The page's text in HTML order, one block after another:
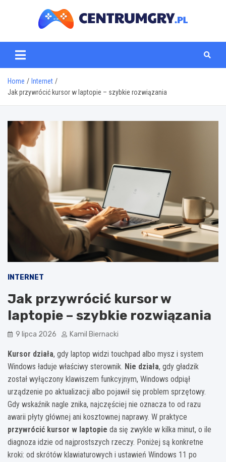
centrumgry.pl
Home
Internet
Jak przywrócić kursor w laptopie – szybkie rozwiązania
INTERNET
Jak przywrócić kursor w
laptopie – szybkie rozwiązania
9 lipca 2026 Kamil Biernacki
Kursor działa, gdy laptop widzi touchpad albo mysz i system
Windows ładuje właściwy sterownik. Nie działa, gdy gładzik
został wyłączony klawiszem funkcyjnym, Windows odpiął
urządzenie po aktualizacji albo pojawił się problem sprzętowy.
Gdy wskaźnik nagle znika, najczęściej nie oznacza to od razu
awarii płyty głównej ani kosztownej naprawy. W praktyce
przywrócić kursor w laptopie da się zwykle w kilka minut, o ile
diagnoza idzie od najprostszych rzeczy. Poniżej są konkretne
kroki: od skrótów klawiaturowych i ustawień Windows 11 po